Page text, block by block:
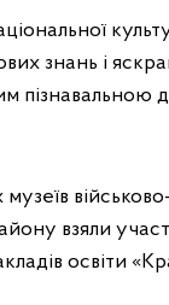
знань і
пізнавальною
взяли
освіти